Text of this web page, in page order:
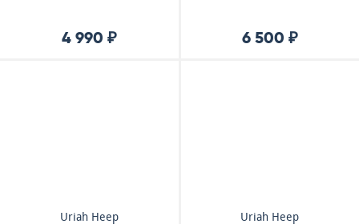
4 990 ₽ 6 500 ₽
Uriah Heep
Uriah Heep